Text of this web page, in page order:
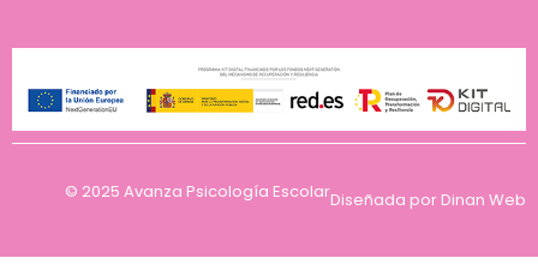
© 2025 Avanza Psicología EscolarDiseñada por Dinan Web